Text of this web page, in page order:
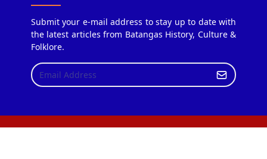
Submit your e-mail address to stay up to date with
the latest articles from Batangas History, Culture &
Folklore.